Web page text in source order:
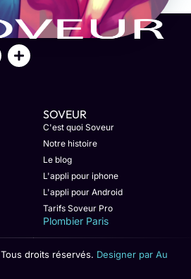
SOVEUR
C'est quoi Soveur
Notre histoire
Le blog
L'appli pour iphone
L'appli pour Android
Tarifs Soveur Pro
Plombier Paris
droits réservés. Designer par Au